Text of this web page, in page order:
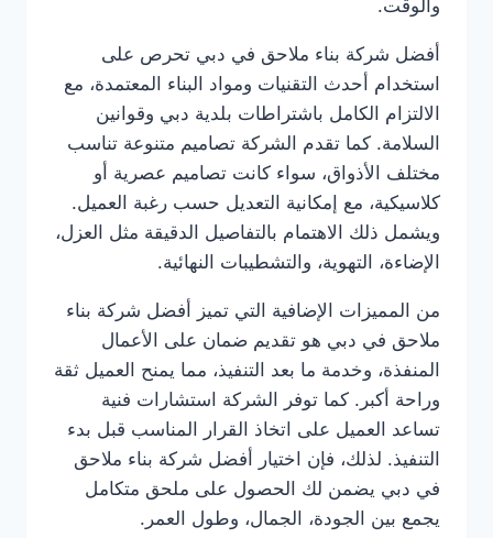
والوقت.
أفضل شركة بناء ملاحق في دبي تحرص على
استخدام أحدث التقنيات ومواد البناء المعتمدة، مع
الالتزام الكامل باشتراطات بلدية دبي وقوانين
السلامة. كما تقدم الشركة تصاميم متنوعة تناسب
مختلف الأذواق، سواء كانت تصاميم عصرية أو
كلاسيكية، مع إمكانية التعديل حسب رغبة العميل.
ويشمل ذلك الاهتمام بالتفاصيل الدقيقة مثل العزل،
الإضاءة، التهوية، والتشطيبات النهائية.
من المميزات الإضافية التي تميز أفضل شركة بناء
ملاحق في دبي هو تقديم ضمان على الأعمال
المنفذة، وخدمة ما بعد التنفيذ، مما يمنح العميل ثقة
وراحة أكبر. كما توفر الشركة استشارات فنية
تساعد العميل على اتخاذ القرار المناسب قبل بدء
التنفيذ. لذلك، فإن اختيار أفضل شركة بناء ملاحق
في دبي يضمن لك الحصول على ملحق متكامل
يجمع بين الجودة، الجمال، وطول العمر.